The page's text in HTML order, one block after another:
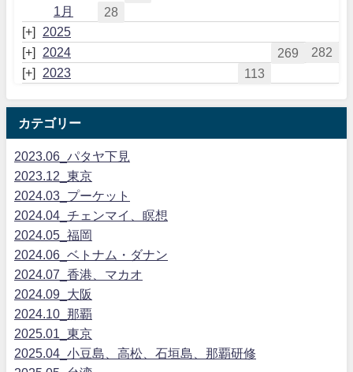
1月
28
2025
282
2024
269
2023
113
カテゴリー
2023.06_パタヤ下見
2023.12_東京
2024.03_プーケット
2024.04_チェンマイ、瞑想
2024.05_福岡
2024.06_ベトナム・ダナン
2024.07_香港、マカオ
2024.09_大阪
2024.10_那覇
2025.01_東京
2025.04_小豆島、高松、石垣島、那覇研修